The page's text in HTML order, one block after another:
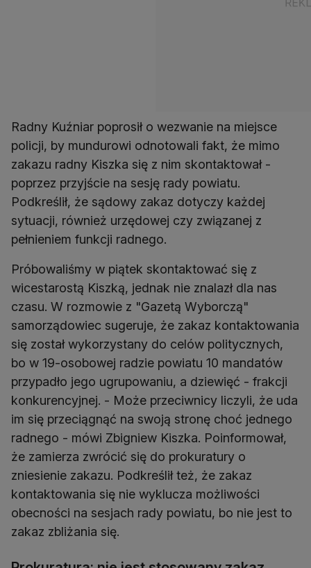
Radny Kuźniar poprosił o wezwanie na miejsce
policji, by mundurowi odnotowali fakt, że mimo
zakazu radny Kiszka się z nim skontaktował -
poprzez przyjście na sesję rady powiatu.
Podkreślił, że sądowy zakaz dotyczy każdej
sytuacji, również urzędowej czy związanej z
pełnieniem funkcji radnego.
Próbowaliśmy w piątek skontaktować się z
wicestarostą Kiszką, jednak nie znalazł dla nas
czasu. W rozmowie z "Gazetą Wyborczą"
samorządowiec sugeruje, że zakaz kontaktowania
się został wykorzystany do celów politycznych,
bo w 19-osobowej radzie powiatu 10 mandatów
przypadło jego ugrupowaniu, a dziewięć - frakcji
konkurencyjnej. - Może przeciwnicy liczyli, że uda
im się przeciągnąć na swoją stronę choć jednego
radnego - mówi Zbigniew Kiszka. Poinformował,
że zamierza zwrócić się do prokuratury o
zniesienie zakazu. Podkreślił też, że zakaz
kontaktowania się nie wyklucza możliwości
obecności na sesjach rady powiatu, bo nie jest to
zakaz zbliżania się.